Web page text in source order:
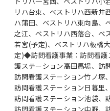
リハ台東、ベストリハ西新井
ハ蒲田、ベストリハ東向島、
之江、ベストリハ西落合、ベ
若宮(予定)、ベストリハ板橋
定)◆訪問看護事業：訪問看護
護ステーション高田馬場、訪
訪問看護ステーション竹ノ塚
訪問看護ステーション日暮里
訪問看護ステーション池袋、
訪問看護ステーション中野、